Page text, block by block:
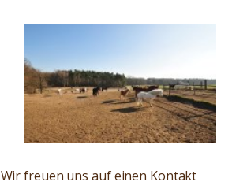
Wir freuen uns auf einen Kontakt